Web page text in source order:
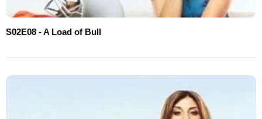
S02E08 - A Load of Bull